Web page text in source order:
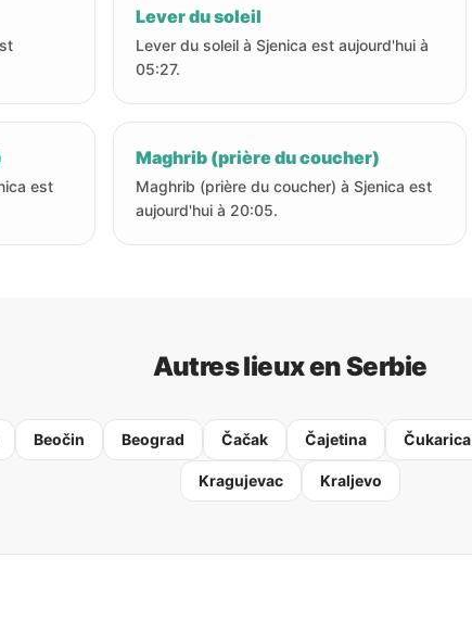
Lever du soleil
Lever du soleil à Sjenica est aujourd'hui à
05:27.
est
Maghrib (prière du coucher)
Maghrib (prière du coucher) à Sjenica est
aujourd'hui à 20:05.
Autres lieux en Serbie
Beočin Beograd Čačak Čajetina Čukarica
Kragujevac Kraljevo